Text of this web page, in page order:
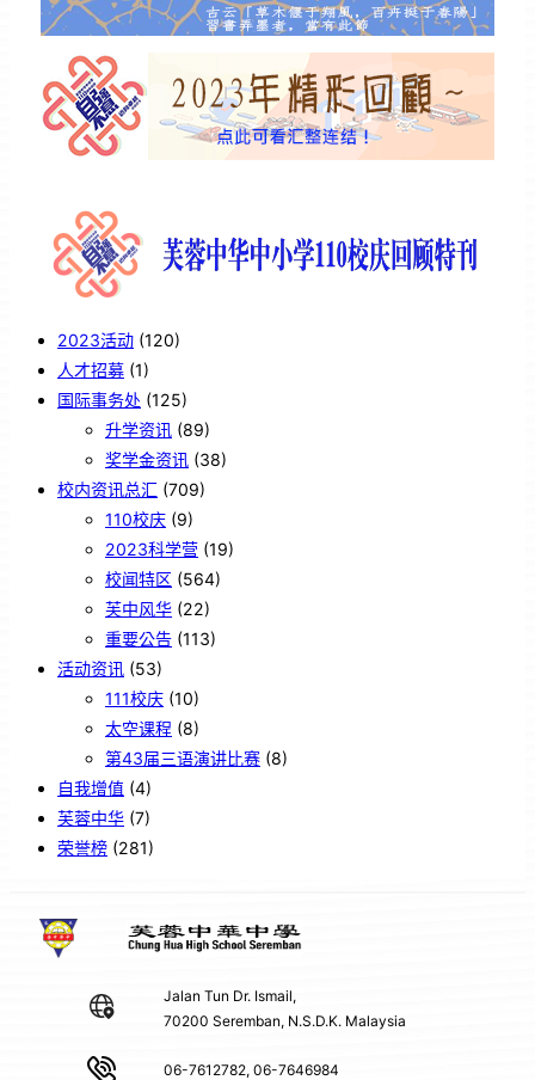
2023活动 (120)
人才招募 (1)
国际事务处 (125)
升学资讯 (89)
奖学金资讯 (38)
校内资讯总汇 (709)
110校庆 (9)
2023科学营 (19)
校闻特区 (564)
芙中风华 (22)
重要公告 (113)
活动资讯 (53)
111校庆 (10)
太空课程 (8)
第43届三语演讲比赛 (8)
自我增值 (4)
芙蓉中华 (7)
荣誉榜 (281)
Jalan Tun Dr. Ismail,
70200 Seremban, N.S.D.K. Malaysia
06-7612782, 06-7646984